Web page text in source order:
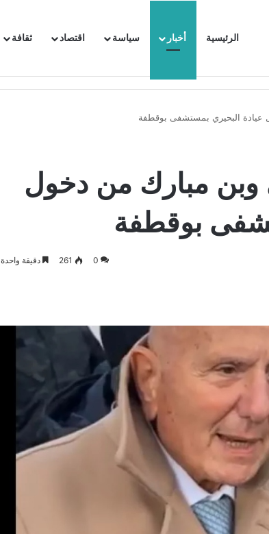
الرئيسية أخبار سياسة اقتصاد ثقافة
الفرنسية بتونس وتبلغها احتجاجا شديد اللهجة !!
عيادة البحيري بمستشفى بوقطفة
وبن مبارك من دخول
بوقطفة
0
261 دقيقة واحدة